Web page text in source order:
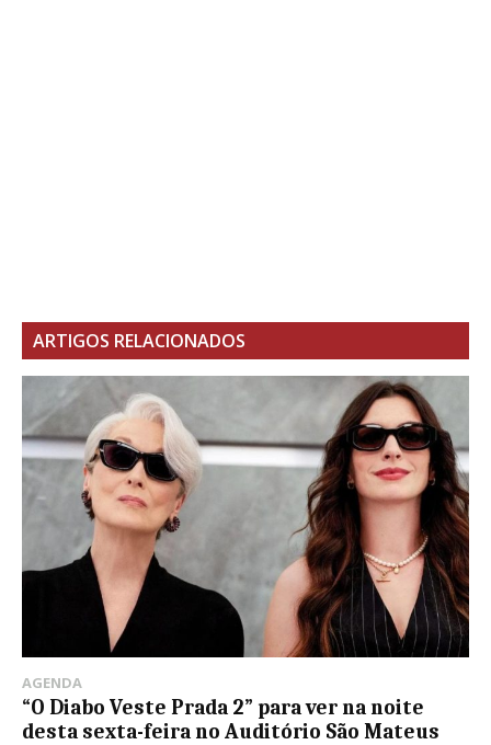
ARTIGOS RELACIONADOS
AGENDA
“O Diabo Veste Prada 2” para ver na noite
desta sexta-feira no Auditório São Mateus